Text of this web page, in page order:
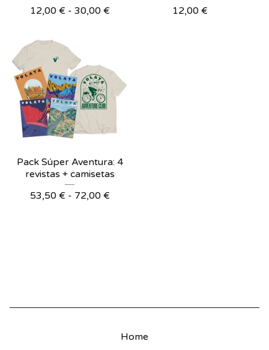
12,00 € - 30,00 €
12,00 €
Pack Súper Aventura: 4
revistas + camisetas
53,50 € - 72,00 €
Home